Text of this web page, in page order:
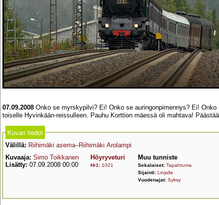
07.09.2008 Onko se myrskypilvi? Ei! Onko se auringonpimennys? Ei!
toiselle Hyvinkään-reissulleen. Pauhu Korttion mäessä oli mahtava!
Kuvan tiedot
Välillä: Riihimäki asema–Riihimäki Arolampi
Kuvaaja: Simo Toikkanen
Lisätty: 07.09.2008 00:00
Höyryveturi
Hr1 : 1021
Muu tunniste
Sekalaiset: Tapahtuma
Sijainti: Linjalla
Vuodenajat: Syksy